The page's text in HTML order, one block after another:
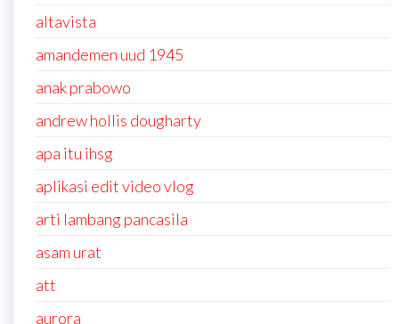
altavista
amandemen uud 1945
anak prabowo
andrew hollis dougharty
apa itu ihsg
aplikasi edit video vlog
arti lambang pancasila
asam urat
att
aurora